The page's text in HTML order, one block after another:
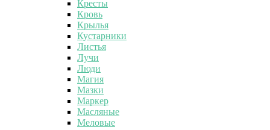
Кресты
Кровь
Крылья
Кустарники
Листья
Лучи
Люди
Магия
Мазки
Маркер
Масляные
Меловые